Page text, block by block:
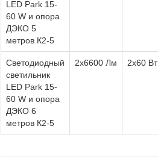
LED Park 15-
60 W и опора
ДЭКО 5
метров К2-5
Светодиодный
светильник
LED Park 15-
60 W и опора
ДЭКО 6
метров К2-5
2х6600 Лм 2х60 Вт